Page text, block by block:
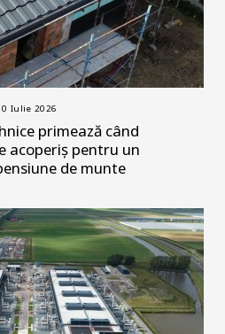
Iulie 2026
primează când
acoperiș pentru un
de munte